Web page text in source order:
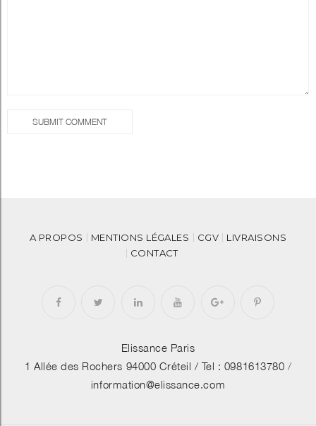
SUBMIT COMMENT
A PROPOS MENTIONS LÉGALES CGV
LIVRAISONS
CONTACT
Elissance Paris
1 Allée des Rochers 94000 Créteil / Tel : 0981613780 /
information@elissance.com